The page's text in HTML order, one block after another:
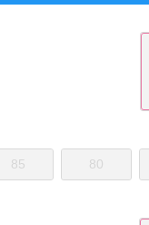
80
85